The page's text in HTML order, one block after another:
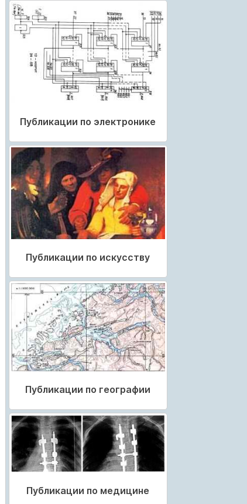
Публикации по электронике
Публикации по искусству
Публикации по географии
Публикации по медицине